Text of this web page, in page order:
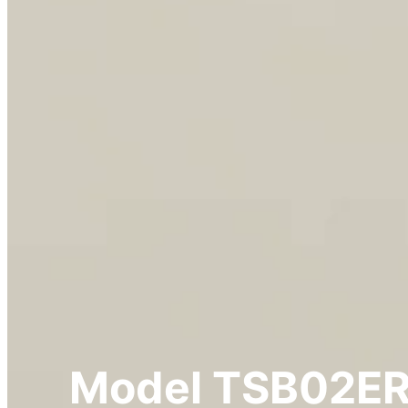
Model